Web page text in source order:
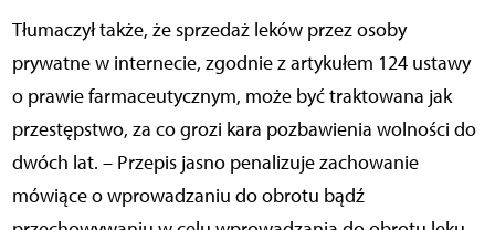
Tłumaczył także, że sprzedaż leków przez osoby
prywatne w internecie, zgodnie z artykułem 124 ustawy
o prawie farmaceutycznym, może być traktowana jak
przestępstwo, za co grozi kara pozbawienia wolności do
dwóch lat. – Przepis jasno penalizuje zachowanie
mówiące o wprowadzaniu do obrotu bądź